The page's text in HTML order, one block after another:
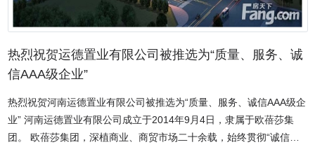
热烈祝贺运德置业有限公司被推选为“质量、服务、诚
信AAA级企业”
热烈祝贺河南运德置业有限公司被推选为“质量、服务、诚信AAA级企
业” 河南运德置业有限公司成立于2014年9月4日，隶属于欧蓓莎集
团。 欧蓓莎集团，深植商业、商贸市场二十余载，始终贯彻“诚信为